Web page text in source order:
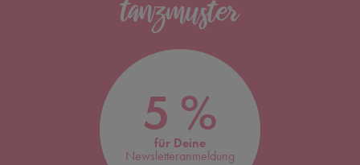
5 %
für Deine
Newsletteranmeldung